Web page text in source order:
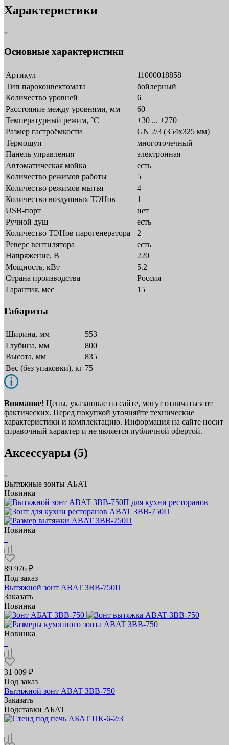
Характеристики
Основные характеристики
Артикул
11000018858
Тип пароконвектомата
бойлерный
Количество уровней
6
Расстояние между уровнями, мм
60
Температурный режим, °C
+30 ... +270
Размер гастроёмкости
GN 2/3 (354x325 мм)
Термощуп
многоточечный
Панель управления
электронная
Автоматическая мойка
есть
Количество режимов работы
5
Количество режимов мытья
4
Количество воздушных ТЭНов
1
USB-порт
нет
Ручной душ
есть
Количество ТЭНов парогенератора
2
Реверс вентилятора
есть
Напряжение, В
220
Мощность, кВт
5.2
Страна производства
Россия
Гарантия, мес
15
Габариты
Ширина, мм
553
Глубина, мм
800
Высота, мм
835
Вес (без упаковки), кг 75
Внимание! Цены, указанные на сайте, могут отличаться от
фактических. Перед покупкой уточняйте технические
характеристики и комплектацию. Информация на сайте носит
справочный характер и не является публичной офертой.
Аксессуары (5)
Вытяжные зонты АБАТ
Новинка
Новинка
89 976 ₽
Под заказ
Вытяжной зонт ABAT ЗВВ‑750П
Заказать
Новинка
Новинка
31 009 ₽
Под заказ
Вытяжной зонт ABAT ЗВВ‑750
Заказать
Подставки АБАТ